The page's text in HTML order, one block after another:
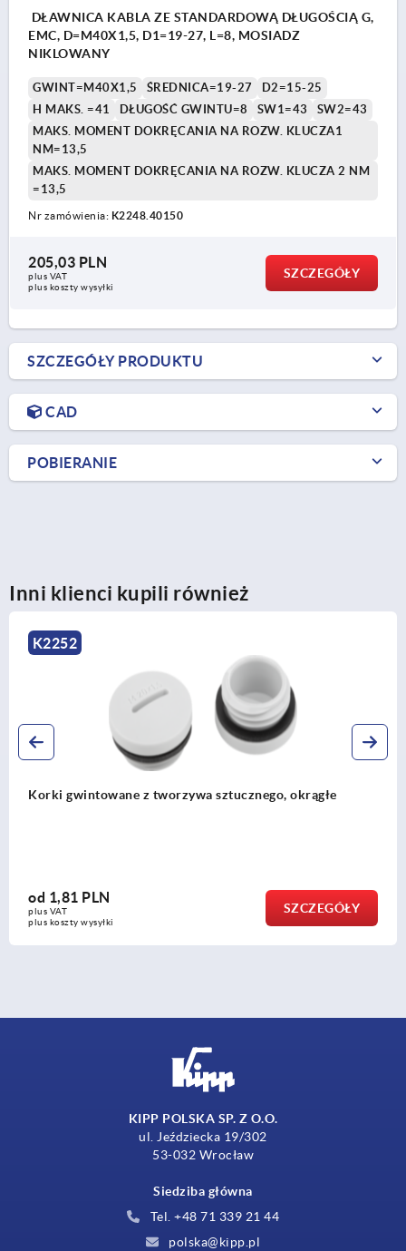
DŁAWNICA KABLA ZE STANDARDOWĄ DŁUGOŚCIĄ G,
EMC, D=M40X1,5, D1=19-27, L=8, MOSIADZ
NIKLOWANY
GWINT=M40X1,5 ŚREDNICA=19-27
D2=15-25
H MAKS. =41
DŁUGOŚĆ GWINTU=8 SW1=43
SW2=43
MAKS. MOMENT DOKRĘCANIA NA ROZW. KLUCZA1
NM=13,5
MAKS. MOMENT DOKRĘCANIA NA ROZW. KLUCZA 2 NM
=13,5
Nr zamówienia: K2248.40150
205,03 PLN
plus VAT
plus koszty wysyłki
SZCZEGÓŁY
SZCZEGÓŁY PRODUKTU
CAD
POBIERANIE
Inni klienci kupili również
Korki gwintowane z mosiądzu, okrągłe
KIPP POLSKA SP. Z O.O.
ul. Jeździecka 19/302
53-032 Wrocław
Siedziba główna
Tel. +48 71 339 21 44
polska@kipp.pl